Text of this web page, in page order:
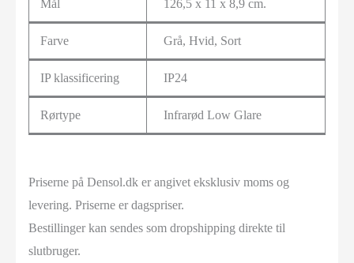
Mål 126,5 x 11 x 8,9 cm.
Farve Grå, Hvid, Sort
IP klassificering IP24
Rørtype Infrarød Low Glare
Priserne på Densol.dk er angivet eksklusiv moms og
levering. Priserne er dagspriser.
Bestillinger kan sendes som dropshipping direkte til
slutbruger.